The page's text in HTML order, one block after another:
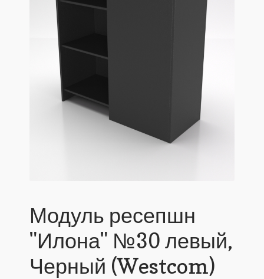
Модуль ресепшн
"Илона" №30 левый,
Черный (Westcom)